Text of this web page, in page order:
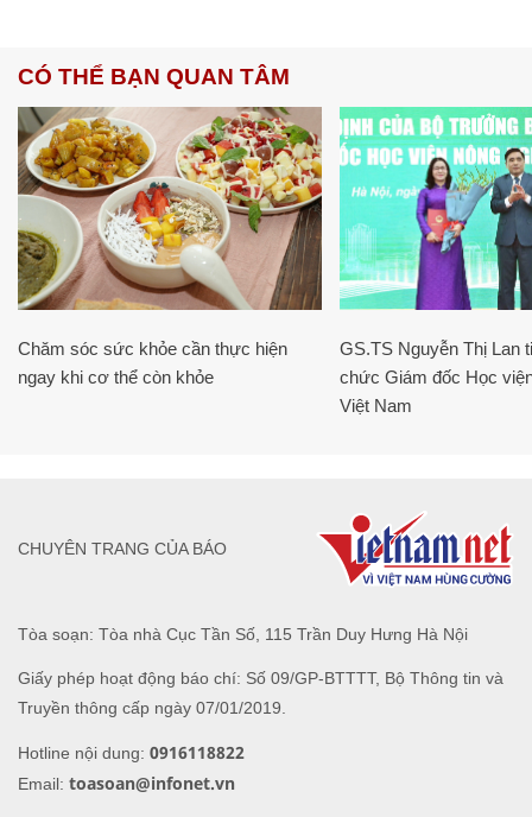
CÓ THỂ BẠN QUAN TÂM
Chăm sóc sức khỏe cần thực hiện
ngay khi cơ thể còn khỏe
GS.TS Nguyễn Thị Lan
chức Giám đốc Học
Việt Nam
Tòa soạn: Tòa nhà Cục Tần Số, 115 Trần Duy Hưng Hà Nội
Giấy phép hoạt động báo chí: Số 09/GP-BTTTT, Bộ Thông tin và
Truyền thông cấp ngày 07/01/2019.
Hotline nội dung: 0916118822
Email: toasoan@infonet.vn
CHUYÊN TRANG CỦA BÁO